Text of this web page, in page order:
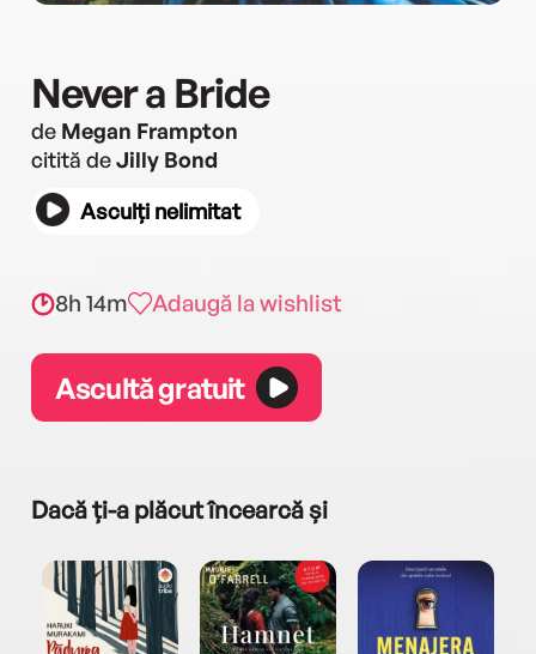
Never a Bride
de Megan Frampton
citită deJilly Bond
Asculți nelimitat
8h 14m Adaugă la wishlist
Ascultă gratuit
Dacă ți-a plăcut încearcă și